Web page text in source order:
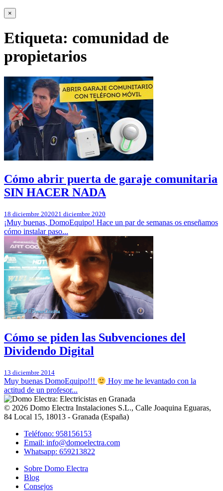
×
Etiqueta: comunidad de
propietarios
Cómo abrir puerta de garaje comunitaria
SIN HACER NADA
18 diciembre 202021 diciembre 2020
¡Muy buenas, DomoEquipo! Hace un par de semanas os enseñamos
cómo instalar paso...
Cómo se piden las Subvenciones del
Dividendo Digital
13 diciembre 2014
Muy buenas DomoEquipo!!!
Hoy me he levantado con la
actitud de un profesor...
© 2026 Domo Electra Instalaciones S.L., Calle Joaquina Eguaras,
84 Local 15, 18013 - Granada (España)
Teléfono: 958156153
Email: info@domoelectra.com
Whatsapp: 659213822
Sobre Domo Electra
Blog
Consejos